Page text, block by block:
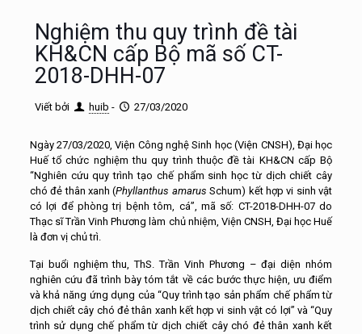
Nghiệm thu quy trình đề tài
KH&CN cấp Bộ mã số CT-
2018-DHH-07
Viết bởi huib - 27/03/2020
Ngày 27/03/2020, Viện Công nghệ Sinh học (Viện CNSH), Đại học
Huế tổ chức nghiệm thu quy trình thuộc đề tài KH&CN cấp Bộ
“Nghiên cứu quy trình tạo chế phẩm sinh học từ dịch chiết cây
chó đẻ thân xanh (Phyllanthus amarus Schum) kết hợp vi sinh vật
có lợi để phòng trị bệnh tôm, cá”, mã số: CT-2018-DHH-07 do
Thạc sĩ Trần Vinh Phương làm chủ nhiệm, Viện CNSH, Đại học Huế
là đơn vị chủ trì.
Tại buổi nghiệm thu, ThS. Trần Vinh Phương – đại diện nhóm
nghiên cứu đã trình bày tóm tắt về các bước thực hiện, ưu điểm
và khả năng ứng dụng của “Quy trình tạo sản phẩm chế phẩm từ
dịch chiết cây chó đẻ thân xanh kết hợp vi sinh vật có lợi” và “Quy
trình sử dụng chế phẩm từ dịch chiết cây chó đẻ thân xanh kết